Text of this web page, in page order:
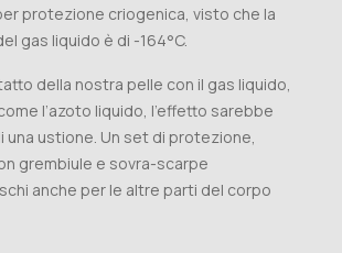
protezione criogenica, visto che la
gas liquido è di -164°C.
della nostra pelle con il gas liquido,
l’azoto liquido, l’effetto sarebbe
una ustione. Un set di protezione,
grembiule e sovra-scarpe
anche per le altre parti del corpo